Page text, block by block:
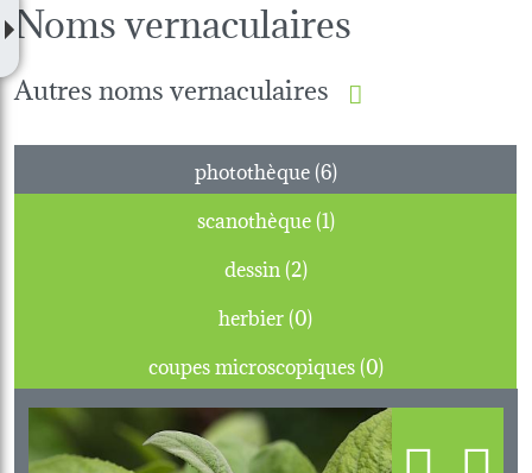
Noms vernaculaires
Autres noms vernaculaires
photothèque (6)
scanothèque (1)
dessin (2)
herbier (0)
coupes microscopiques (0)